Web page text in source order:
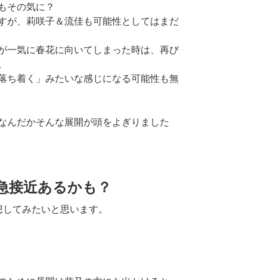
その気に？
が、莉咲子＆流佳も可能性としてはまだ
一気に春花に向いてしまった時は、再び
ち着く」みたいな感じになる可能性も無
んだかそんな展開が頭をよぎりました
接近あるかも？
てみたいと思います。